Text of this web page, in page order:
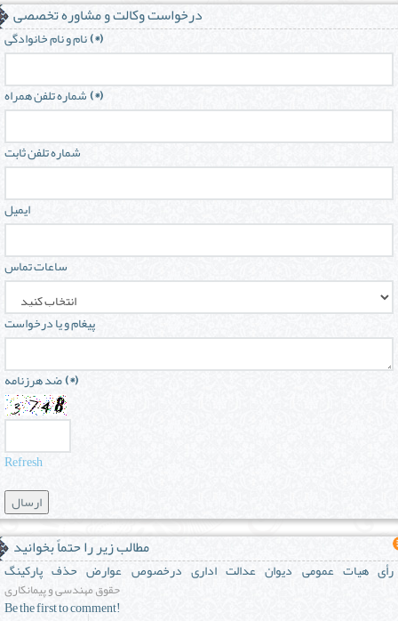
درخواست وکالت و مشاوره تخصصی
نام و نام خانوادگی(*)
شماره تلفن همراه(*)
شماره تلفن ثابت
ایمیل
ساعات تماس
پیغام و یا درخواست
ضد هرزنامه(*)
Refresh
مطالب زیر را حتماً بخوانید
رأی هیات عمومی دیوان عدالت اداری درخصوص عوارض حذف پارکینگ
حقوق مهندسی و پیمانکاری
Be the first to comment!